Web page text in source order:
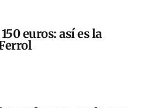
euros: así es la